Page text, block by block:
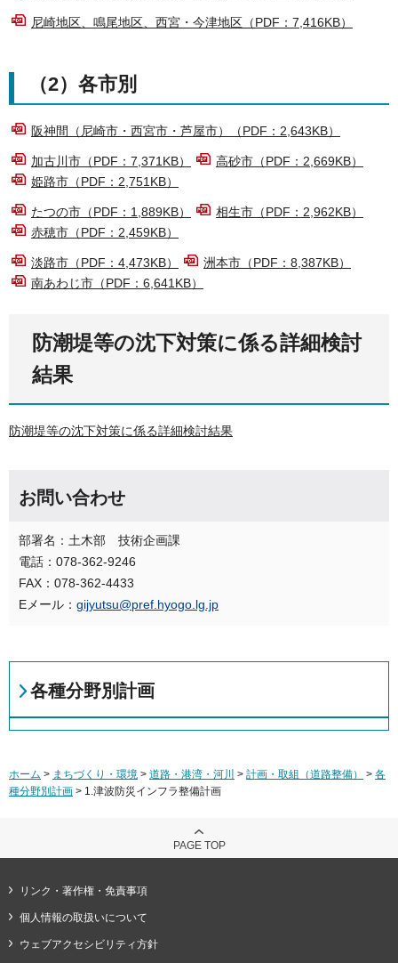
尼崎地区、鳴尾地区、西宮・今津地区（PDF：7,416KB）
（2）各市別
阪神間（尼崎市・西宮市・芦屋市）（PDF：2,643KB）
加古川市（PDF：7,371KB）
高砂市（PDF：2,669KB）
姫路市（PDF：2,751KB）
たつの市（PDF：1,889KB）
相生市（PDF：2,962KB）
赤穂市（PDF：2,459KB）
淡路市（PDF：4,473KB）
洲本市（PDF：8,387KB）
南あわじ市（PDF：6,641KB）
防潮堤等の沈下対策に係る詳細検討
結果
防潮堤等の沈下対策に係る詳細検討結果
お問い合わせ
部署名：土木部 技術企画課
電話：078-362-9246
FAX：078-362-4433
Eメール： gijyutsu@pref.hyogo.lg.jp
各種分野別計画
ホーム > まちづくり・環境 > 道路・港湾・河川 > 計画・取組（道路整備） > 各
種分野別計画 > 1.津波防災インフラ整備計画
PAGE TOP
リンク・著作権・免責事項
個人情報の取扱いについて
ウェブアクセシビリティ方針